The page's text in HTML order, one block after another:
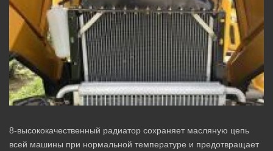
8-высококачественный радиатор сохраняет масляную цепь
всей машины при нормальной температуре и предотвращает